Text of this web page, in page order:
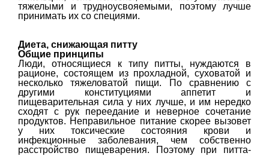
тяжелыми и трудноусвояемыми, поэтому лучше
принимать их со специями.
Диета, снижающая питту
Общие принципы
Люди, относящиеся к типу питты, нуждаются в
рационе, состоящем из прохладной, суховатой и
несколько тяжеловатой пищи. По сравнению с
другими конституциями аппетит и
пищеварительная сила у них лучше, и им нередко
сходят с рук переедание и неверное сочетание
продуктов. Неправильное питание скорее вызовет
у них токсические состояния крови и
инфекционные заболевания, чем собственно
расстройство пищеварения. Поэтому при питта-